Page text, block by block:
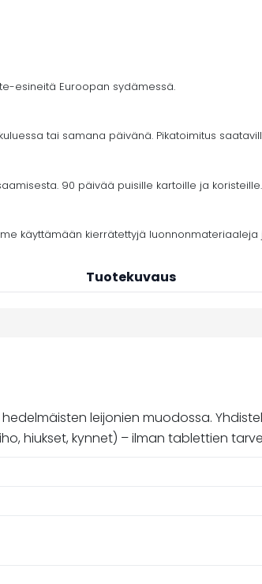
esineitä Euroopan sydämessä.
tai samana päivänä. Pikatoimitus
90 päivää puisille kartoille ja koristeille.
käyttämään kierrätettyjä
Tuotekuvaus
leijonien muodossa.
hiukset, kynnet) – ilman tablettien